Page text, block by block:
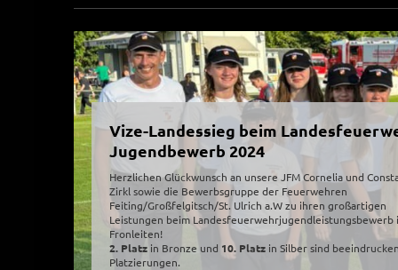
Vize-Landessieg beim
Jugendbewerb 2024
Herzlichen Glückwunsch an unsere JFM Cornelia und
Zirkl sowie die Bewerbsgruppe der Feuerwehren
Feiting/Großfelgitsch/St. Ulrich a.W zu ihren großartigen
Leistungen beim Landesfeuerwehrjugendleistungsbewerb
Fronleiten!
2. Platzin Bronze und 10. Platzin Silber sind
Platzierungen.